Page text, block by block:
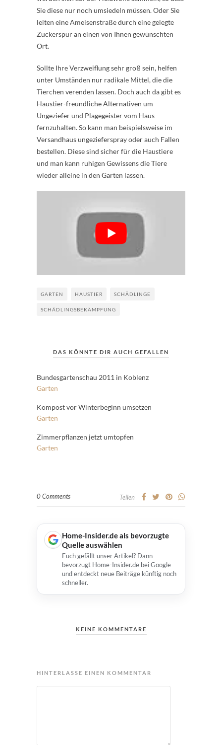
Sie diese nur noch umsiedeln müssen. Oder Sie
leiten eine Ameisenstraße durch eine gelegte
Zuckerspur an einen von Ihnen gewünschten
Ort.
Sollte Ihre Verzweiflung sehr groß sein, helfen
unter Umständen nur radikale Mittel, die die
Tierchen verenden lassen. Doch auch da gibt es
Haustier-freundliche Alternativen um
Ungeziefer und Plagegeister vom Haus
fernzuhalten. So kann man beispielsweise im
Versandhaus ungezieferspray oder auch Fallen
bestellen. Diese sind sicher für die Haustiere
und man kann ruhigen Gewissens die Tiere
wieder alleine in den Garten lassen.
GARTEN HAUSTIER SCHÄDLINGE
SCHÄDLINGSBEKÄMPFUNG
DAS KÖNNTE DIR AUCH GEFALLEN
Bundesgartenschau 2011 in Koblenz
Garten
Kompost vor Winterbeginn umsetzen
Garten
Zimmerpflanzen jetzt umtopfen
Garten
0 Comments Teilen
Home-Insider.de als bevorzugte
Quelle auswählen
Euch gefällt unser Artikel? Dann
bevorzugt Home-Insider.de bei Google
und entdeckt neue Beiträge künftig noch
schneller.
KEINE KOMMENTARE
HINTERLASSE EINEN KOMMENTAR